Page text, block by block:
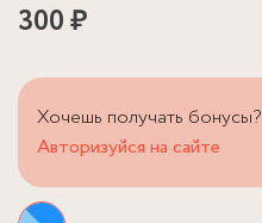
300 ₽
Хочешь получать бонусы?
Авторизуйся на сайте